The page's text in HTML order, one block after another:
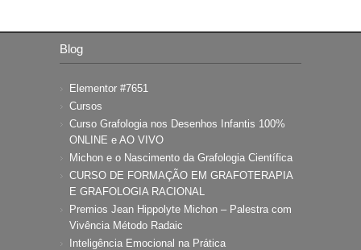
Blog
Elementor #7651
Cursos
Curso Grafologia nos Desenhos Infantis 100%
ONLINE e AO VIVO
Michon e o Nascimento da Grafologia Científica
CURSO DE FORMAÇÃO EM GRAFOTERAPIA
E GRAFOLOGIA RACIONAL
Premios Jean Hippolyte Michon – Palestra com
Vivência Método Radaic
Inteligência Emocional na Prática